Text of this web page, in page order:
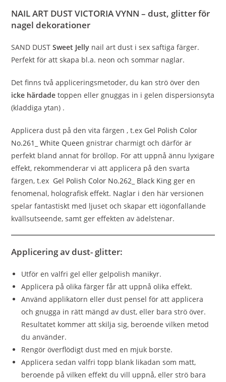
NAIL ART DUST VICTORIA VYNN – dust, glitter för
nagel dekorationer
SAND DUSTSweet Jelly nail art dust i sex saftiga färger.
Perfekt för att skapa bl.a. neon och sommar naglar.
Det finns två appliceringsmetoder, du kan strö över den
icke härdade toppen eller gnuggas in i gelen dispersionsyta
(kladdiga ytan) .
Applicera dust på den vita färgen , t.ex Gel Polish Color
No.261_ White Queen gnistrar charmigt och därför är
perfekt bland annat för bröllop. För att uppnå ännu lyxigare
effekt, rekommenderar vi att applicera på den svarta
färgen, t.ex Gel Polish Color No.262_ Black King ger en
fenomenal, holografisk effekt. Naglar i den här versionen
spelar fantastiskt med ljuset och skapar ett iögonfallande
kvällsutseende, samt ger effekten av ädelstenar.
Applicering av dust- glitter:
Utför en valfri gel eller gelpolish manikyr.
Applicera på olika färger får att uppnå olika effekt.
Använd applikatorn eller dust pensel för att applicera
och gnugga in rätt mängd av dust, eller bara strö över.
Resultatet kommer att skilja sig, beroende vilken metod
du använder.
Rengör överflödigt dust med en mjuk borste.
Applicera sedan valfri topp blank likadan som matt,
beroende på vilken effekt du vill uppnå, eller strö bara